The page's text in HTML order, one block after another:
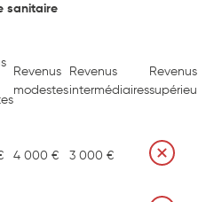
sanitaire
Revenus
modestes
Revenus
intermédiaires
Revenus
4 000 € 3 000 €